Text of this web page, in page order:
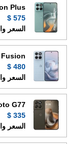
Plus
575 $
السعر
480 $
السعر
G77
335 $
السعر